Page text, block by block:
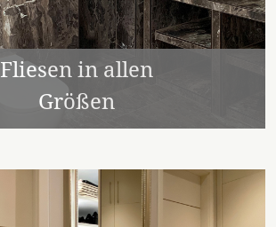
Fliesen in allen
Größen